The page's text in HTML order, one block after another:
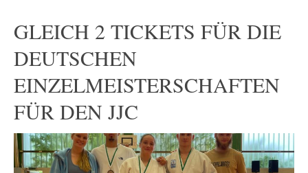
GLEICH 2 TICKETS FÜR DIE
DEUTSCHEN
EINZELMEISTERSCHAFTEN
FÜR DEN JJC